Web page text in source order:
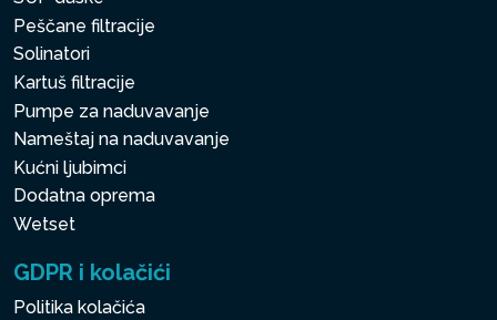
Peščane filtracije
Solinatori
Kartuš filtracije
Pumpe za naduvavanje
Nameštaj na naduvavanje
Kućni ljubimci
Dodatna oprema
Wetset
GDPR i kolačići
Politika kolačića